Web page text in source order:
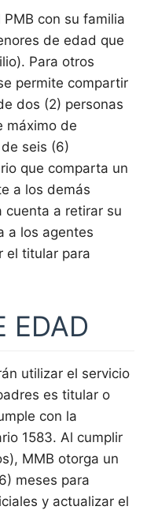
con su familia
de edad que
Para otros
permite compartir
dos (2) personas
máximo de
seis (6)
que comparta un
a los demás
cuenta a retirar su
a los agentes
el titular para
EDAD
utilizar el servicio
es titular o
con la
1583. Al cumplir
MMB otorga un
meses para
y actualizar el